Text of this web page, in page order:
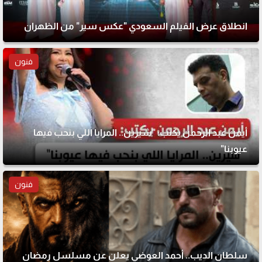
انطلاق عرض الفيلم السعودي "عكس سير" من الظهران
فنون
أيمن عبد الرحمن يكتب: "شيرين.. المرايا اللي بنحب فيها
عيوبنا"
فنون
سلطان الديب.. أحمد العوضي يعلن عن مسلسل رمضان